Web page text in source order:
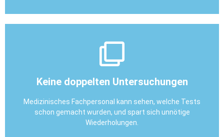
Keine doppelten Untersuchungen
Medizinisches Fachpersonal kann sehen, welche Tests
schon gemacht wurden, und spart sich unnötige
Wiederholungen.
Beispiel aus dem Alltag
nicht erneut geröntgt, weil seine Bilder schon in der ePA